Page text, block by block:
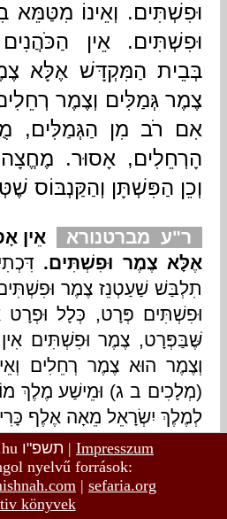
תשפ"ו | Impresszum
nyelvű források:
| sefaria.org
könyvek